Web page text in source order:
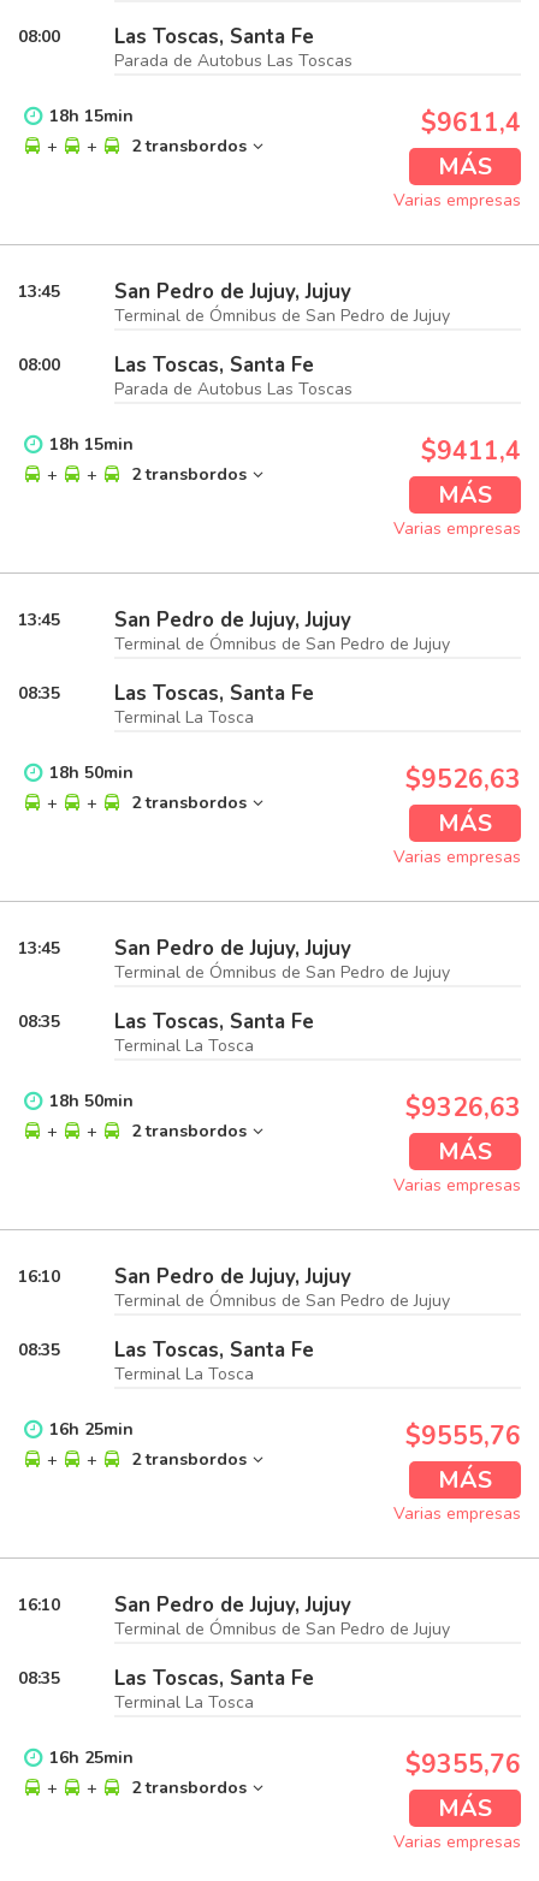
08:00 Las Toscas, Santa Fe
Parada de Autobus Las Toscas
18h 15min
+
+ 2 transbordos
$9611,4
MÁS
Varias empresas
13:45 San Pedro de Jujuy, Jujuy
Terminal de Ómnibus de San Pedro de Jujuy
08:00 Las Toscas, Santa Fe
Parada de Autobus Las Toscas
18h 15min
+
+ 2 transbordos
$9411,4
MÁS
Varias empresas
13:45 San Pedro de Jujuy, Jujuy
Terminal de Ómnibus de San Pedro de Jujuy
08:35 Las Toscas, Santa Fe
Terminal La Tosca
18h 50min
+
+ 2 transbordos
$9526,63
MÁS
Varias empresas
13:45 San Pedro de Jujuy, Jujuy
Terminal de Ómnibus de San Pedro de Jujuy
08:35 Las Toscas, Santa Fe
Terminal La Tosca
18h 50min
+
+ 2 transbordos
$9326,63
MÁS
Varias empresas
16:10 San Pedro de Jujuy, Jujuy
Terminal de Ómnibus de San Pedro de Jujuy
08:35 Las Toscas, Santa Fe
Terminal La Tosca
16h 25min
+
+ 2 transbordos
$9555,76
MÁS
Varias empresas
16:10 San Pedro de Jujuy, Jujuy
Terminal de Ómnibus de San Pedro de Jujuy
08:35 Las Toscas, Santa Fe
Terminal La Tosca
16h 25min
+
+ 2 transbordos
$9355,76
MÁS
Varias empresas